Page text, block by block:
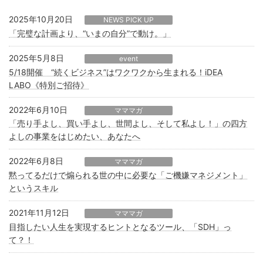
2025年10月20日 NEWS PICK UP
「完璧な計画より、“いまの自分”で動け。」
2025年5月8日 event
5/18開催 “続くビジネス”はワクワクから生まれる！iDEA
LABO《特別ご招待》
2022年6月10日 マママガ
「売り手よし、買い手よし、世間よし、そして私よし！」の四方
よしの事業をはじめたい、あなたへ
2022年6月8日 マママガ
黙ってるだけで煽られる世の中に必要な「ご機嫌マネジメント」
というスキル
2021年11月12日 マママガ
目指したい人生を実現するヒントとなるツール、「SDH」っ
て？！